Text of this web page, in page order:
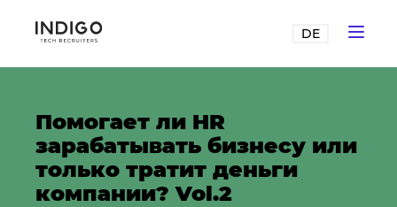
DE
Помогает ли HR
зарабатывать бизнесу или
только тратит деньги
компании? Vol.2